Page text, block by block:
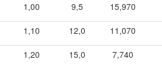
1,00 9,5 15,970
1,10 12,0 11,070
1,20 15,0 7,740